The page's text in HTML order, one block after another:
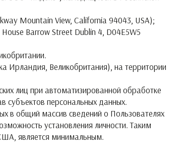
Mountain View, California 94043, USA);
Barrow Street Dublin 4, D04E5W5
Ирландия, Великобритания), на территории
лиц при автоматизированной обработке
субъектов персональных данных.
в общий массив сведений о Пользователях
установления личности. Таким
является минимальным.